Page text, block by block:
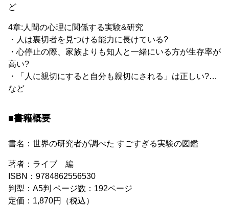
ど
4章:人間の心理に関係する実験&研究
・人は裏切者を見つける能力に長けている?
・心停止の際、家族よりも知人と一緒にいる方が生存率が
高い?
・「人に親切にすると自分も親切にされる」は正しい?…
など
■書籍概要
書名：世界の研究者が調べた すごすぎる実験の図鑑
著者：ライブ 編
ISBN：9784862556530
判型：A5判 ページ数：192ページ
定価：1,870円（税込）